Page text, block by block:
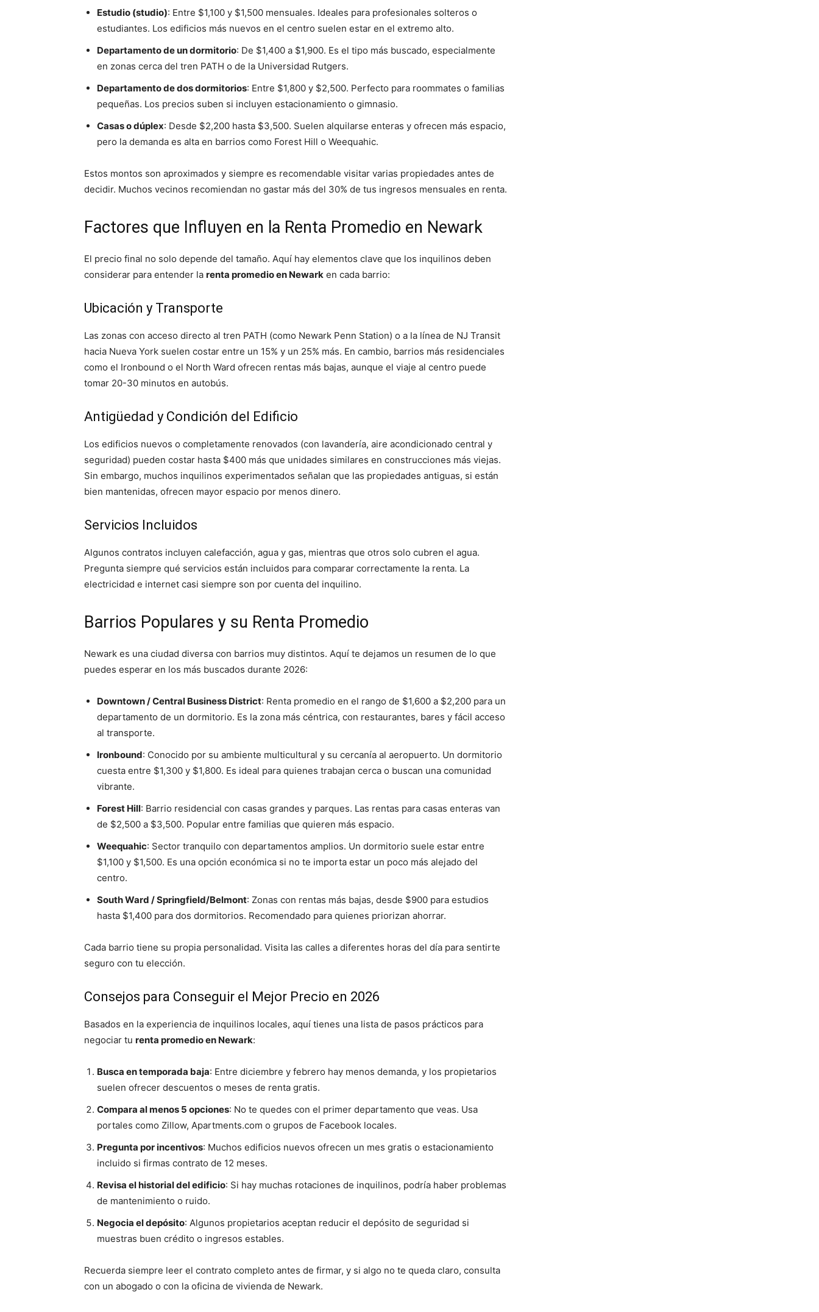
Estudio (studio): Entre $1,100 y $1,500 mensuales. Ideales para profesionales solteros o
estudiantes. Los edificios más nuevos en el centro suelen estar en el extremo alto.
Departamento de un dormitorio: De $1,400 a $1,900. Es el tipo más buscado, especialmente
en zonas cerca del tren PATH o de la Universidad Rutgers.
Departamento de dos dormitorios: Entre $1,800 y $2,500. Perfecto para roommates o familias
pequeñas. Los precios suben si incluyen estacionamiento o gimnasio.
Casas o dúplex: Desde $2,200 hasta $3,500. Suelen alquilarse enteras y ofrecen más espacio,
pero la demanda es alta en barrios como Forest Hill o Weequahic.
Estos montos son aproximados y siempre es recomendable visitar varias propiedades antes de
decidir. Muchos vecinos recomiendan no gastar más del 30% de tus ingresos mensuales en renta.
Factores que Influyen en la Renta Promedio en Newark
El precio final no solo depende del tamaño. Aquí hay elementos clave que los inquilinos deben
considerar para entender la renta promedio en Newark en cada barrio:
Ubicación y Transporte
Las zonas con acceso directo al tren PATH (como Newark Penn Station) o a la línea de NJ Transit
hacia Nueva York suelen costar entre un 15% y un 25% más. En cambio, barrios más residenciales
como el Ironbound o el North Ward ofrecen rentas más bajas, aunque el viaje al centro puede
tomar 20-30 minutos en autobús.
Antigüedad y Condición del Edificio
Los edificios nuevos o completamente renovados (con lavandería, aire acondicionado central y
seguridad) pueden costar hasta $400 más que unidades similares en construcciones más viejas.
Sin embargo, muchos inquilinos experimentados señalan que las propiedades antiguas, si están
bien mantenidas, ofrecen mayor espacio por menos dinero.
Servicios Incluidos
Algunos contratos incluyen calefacción, agua y gas, mientras que otros solo cubren el agua.
Pregunta siempre qué servicios están incluidos para comparar correctamente la renta. La
electricidad e internet casi siempre son por cuenta del inquilino.
Barrios Populares y su Renta Promedio
Newark es una ciudad diversa con barrios muy distintos. Aquí te dejamos un resumen de lo que
puedes esperar en los más buscados durante 2026:
Downtown / Central Business District: Renta promedio en el rango de $1,600 a $2,200 para un
departamento de un dormitorio. Es la zona más céntrica, con restaurantes, bares y fácil acceso
al transporte.
Ironbound: Conocido por su ambiente multicultural y su cercanía al aeropuerto. Un dormitorio
cuesta entre $1,300 y $1,800. Es ideal para quienes trabajan cerca o buscan una comunidad
vibrante.
Forest Hill: Barrio residencial con casas grandes y parques. Las rentas para casas enteras van
de $2,500 a $3,500. Popular entre familias que quieren más espacio.
Weequahic: Sector tranquilo con departamentos amplios. Un dormitorio suele estar entre
$1,100 y $1,500. Es una opción económica si no te importa estar un poco más alejado del
centro.
South Ward / Springfield/Belmont: Zonas con rentas más bajas, desde $900 para estudios
hasta $1,400 para dos dormitorios. Recomendado para quienes priorizan ahorrar.
Cada barrio tiene su propia personalidad. Visita las calles a diferentes horas del día para sentirte
seguro con tu elección.
Consejos para Conseguir el Mejor Precio en 2026
Basados en la experiencia de inquilinos locales, aquí tienes una lista de pasos prácticos para
negociar tu renta promedio en Newark:
Busca en temporada baja: Entre diciembre y febrero hay menos demanda, y los propietarios
suelen ofrecer descuentos o meses de renta gratis.
Compara al menos 5 opciones: No te quedes con el primer departamento que veas. Usa
portales como Zillow, Apartments.com o grupos de Facebook locales.
Pregunta por incentivos: Muchos edificios nuevos ofrecen un mes gratis o estacionamiento
incluido si firmas contrato de 12 meses.
Revisa el historial del edificio: Si hay muchas rotaciones de inquilinos, podría haber problemas
de mantenimiento o ruido.
Negocia el depósito: Algunos propietarios aceptan reducir el depósito de seguridad si
muestras buen crédito o ingresos estables.
Recuerda siempre leer el contrato completo antes de firmar, y si algo no te queda claro, consulta
con un abogado o con la oficina de vivienda de Newark.